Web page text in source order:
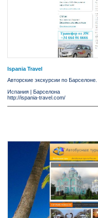
Ispania Travel
Авторские экскурсии по
Испания | Барселона
http://ispania-travel.com/